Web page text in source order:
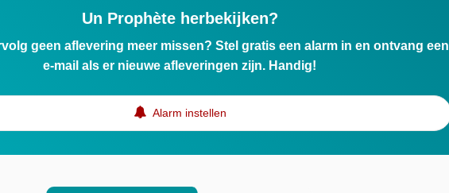
Un Prophète herbekijken?
geen aflevering meer missen? Stel gratis een alarm in en ontvang een
e-mail als er nieuwe afleveringen zijn. Handig!
Alarm instellen